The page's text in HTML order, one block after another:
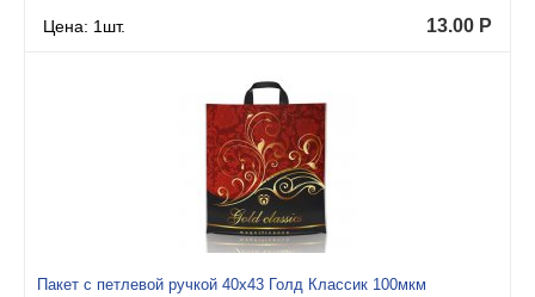
Цена: 1шт. 13.00 Р
Пакет с петлевой ручкой 40x43 Голд Классик 100мкм